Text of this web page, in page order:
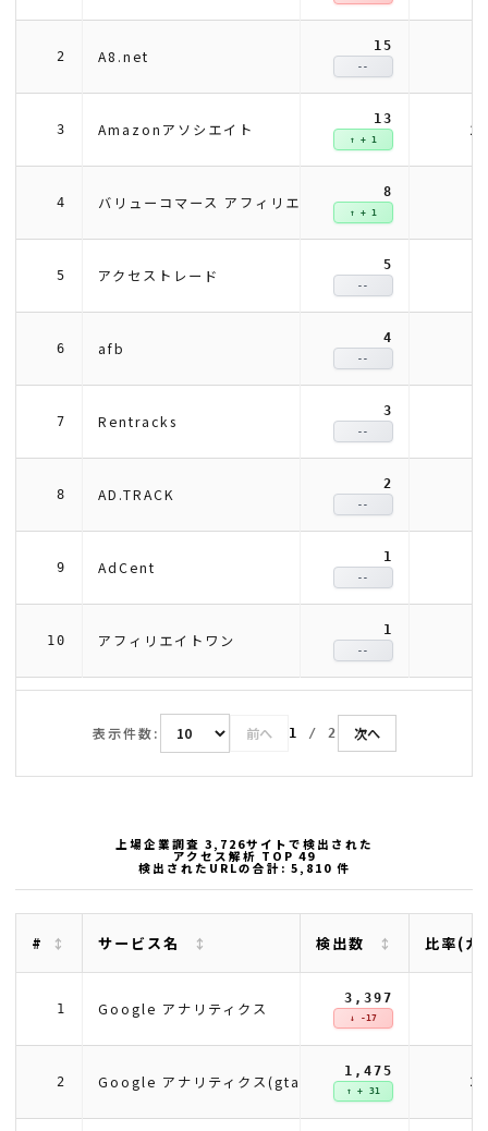
2 A8.net
15
--
3 Amazonアソシエイト
13
↑ + 1
4 バリューコマース アフィリエイト
8
↑ + 1
5 アクセストレード
5
--
6 afb
4
--
7 Rentracks
3
--
8 AD.TRACK
2
--
9 AdCent
1
--
10 アフィリエイトワン
1
--
表示件数: 前へ 1 / 2 次へ
上場企業調査 3,726サイトで検出された
アクセス解析 TOP 49
検出されたURLの合計: 5,810 件
# サービス名 検出数 比率(
1 Google アナリティクス
3,397
↓ -17
2 Google アナリティクス(gtag)
1,475
↑ + 31